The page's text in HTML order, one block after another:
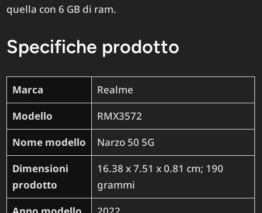
quella con 6 GB di ram.
Specifiche prodotto
Marca
‎Realme
Modello
‎RMX3572
Nome modello
‎Narzo 50 5G
Dimensioni
prodotto
‎16.38 x 7.51 x 0.81 cm; 190
grammi